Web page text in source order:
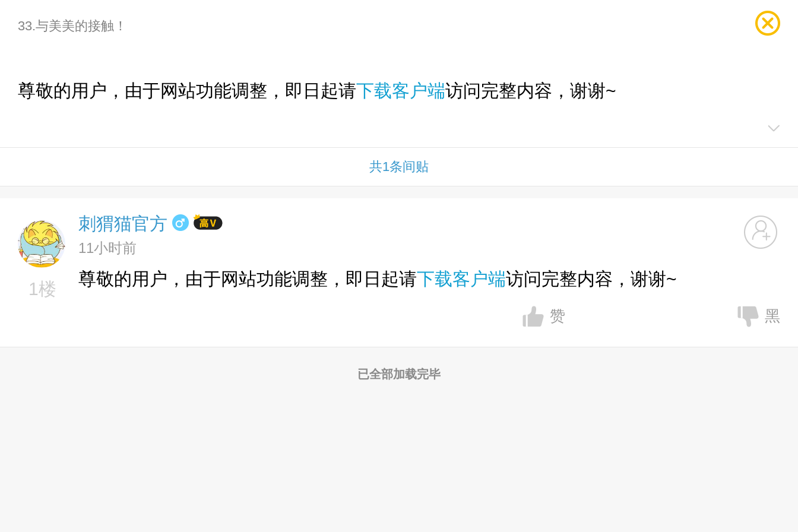
33.与美美的接触！
尊敬的用户，由于网站功能调整，即日起请下载客户端访问完整内容，谢谢~
共1条间贴
1楼
刺猬猫官方
11小时前
尊敬的用户，由于网站功能调整，即日起请下载客户端访问完整内容，谢谢~
赞 黑
已全部加载完毕